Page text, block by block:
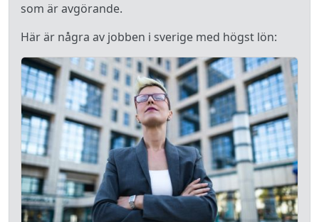
som är avgörande.
Här är några av jobben i sverige med högst lön: